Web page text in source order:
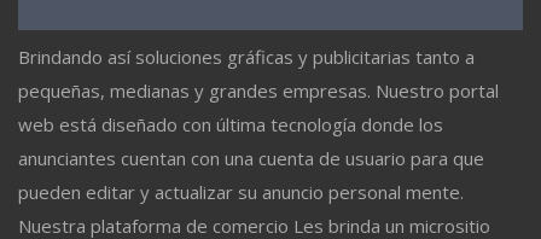
Brindando así soluciones gráficas y publicitarias tanto a
pequeñas, medianas y grandes empresas. Nuestro portal
web está diseñado con última tecnología donde los
anunciantes cuentan con una cuenta de usuario para que
pueden editar y actualizar su anuncio personal mente.
Nuestra plataforma de comercio Les brinda un micrositio